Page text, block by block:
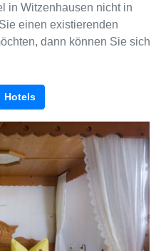
in Witzenhausen nicht in
einen existierenden
dann können Sie sich
Hotels